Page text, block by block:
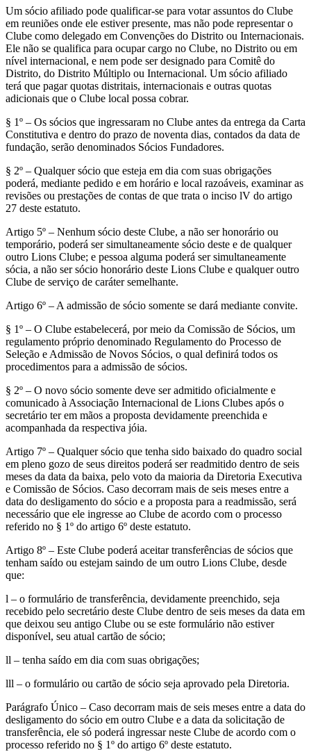
Um sócio afiliado pode qualificar-se para votar assuntos do Clube
em reuniões onde ele estiver presente, mas não pode representar o
Clube como delegado em Convenções do Distrito ou Internacionais.
Ele não se qualifica para ocupar cargo no Clube, no Distrito ou em
nível internacional, e nem pode ser designado para Comitê do
Distrito, do Distrito Múltiplo ou Internacional. Um sócio afiliado
terá que pagar quotas distritais, internacionais e outras quotas
adicionais que o Clube local possa cobrar.
§ 1º – Os sócios que ingressaram no Clube antes da entrega da Carta
Constitutiva e dentro do prazo de noventa dias, contados da data de
fundação, serão denominados Sócios Fundadores.
§ 2º – Qualquer sócio que esteja em dia com suas obrigações
poderá, mediante pedido e em horário e local razoáveis, examinar as
revisões ou prestações de contas de que trata o inciso lV do artigo
27 deste estatuto.
Artigo 5º – Nenhum sócio deste Clube, a não ser honorário ou
temporário, poderá ser simultaneamente sócio deste e de qualquer
outro Lions Clube; e pessoa alguma poderá ser simultaneamente
sócia, a não ser sócio honorário deste Lions Clube e qualquer outro
Clube de serviço de caráter semelhante.
Artigo 6º – A admissão de sócio somente se dará mediante convite.
§ 1º – O Clube estabelecerá, por meio da Comissão de Sócios, um
regulamento próprio denominado Regulamento do Processo de
Seleção e Admissão de Novos Sócios, o qual definirá todos os
procedimentos para a admissão de sócios.
§ 2º – O novo sócio somente deve ser admitido oficialmente e
comunicado à Associação Internacional de Lions Clubes após o
secretário ter em mãos a proposta devidamente preenchida e
acompanhada da respectiva jóia.
Artigo 7º – Qualquer sócio que tenha sido baixado do quadro social
em pleno gozo de seus direitos poderá ser readmitido dentro de seis
meses da data da baixa, pelo voto da maioria da Diretoria Executiva
e Comissão de Sócios. Caso decorram mais de seis meses entre a
data do desligamento do sócio e a proposta para a readmissão, será
necessário que ele ingresse ao Clube de acordo com o processo
referido no § 1º do artigo 6º deste estatuto.
Artigo 8º – Este Clube poderá aceitar transferências de sócios que
tenham saído ou estejam saindo de um outro Lions Clube, desde
que:
l – o formulário de transferência, devidamente preenchido, seja
recebido pelo secretário deste Clube dentro de seis meses da data em
que deixou seu antigo Clube ou se este formulário não estiver
disponível, seu atual cartão de sócio;
ll – tenha saído em dia com suas obrigações;
lll – o formulário ou cartão de sócio seja aprovado pela Diretoria.
Parágrafo Único – Caso decorram mais de seis meses entre a data do
desligamento do sócio em outro Clube e a data da solicitação de
transferência, ele só poderá ingressar neste Clube de acordo com o
processo referido no § 1º do artigo 6º deste estatuto.